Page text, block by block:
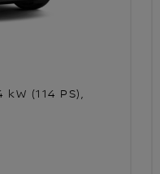
kW (114 PS),